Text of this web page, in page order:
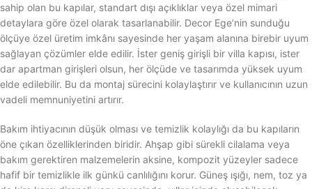
sahip olan bu kapılar, standart dışı açıklıklar veya özel mimari
detaylara göre özel olarak tasarlanabilir. Decor Ege’nin sunduğu
ölçüye özel üretim imkânı sayesinde her yaşam alanına birebir uyum
sağlayan çözümler elde edilir. İster geniş girişli bir villa kapısı, ister
dar apartman girişleri olsun, her ölçüde ve tasarımda yüksek uyum
elde edilebilir. Bu da montaj sürecini kolaylaştırır ve kullanıcının uzun
vadeli memnuniyetini artırır.
Bakım ihtiyacının düşük olması ve temizlik kolaylığı da bu kapıların
öne çıkan özelliklerinden biridir. Ahşap gibi sürekli cilalama veya
bakım gerektiren malzemelerin aksine, kompozit yüzeyler sadece
hafif bir temizlikle ilk günkü canlılığını korur. Güneş ışığı, nem, toz ya